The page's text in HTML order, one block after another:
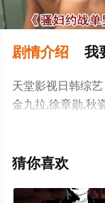
剧情介绍 我
天堂影视日韩综
金九拉,徐章勋,秋
艺，手机免费观
等平台了解。
猜你喜欢